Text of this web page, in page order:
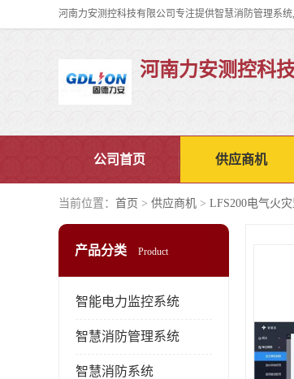
河南力安测控科
公司首页 供应商机
当前位置： 首页 > 供应商机 > LFS200电气火
产品分类 Product
智能电力监控系统
智慧消防管理系统
智慧消防系统